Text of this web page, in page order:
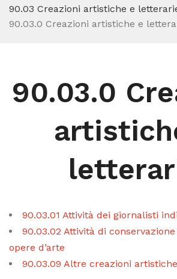
90.03 Creazioni artistiche e
90.03.0 Creazioni artistiche e
90.03.0
90.03.01 Attività dei giornalisti
90.03.02 Attività di
opere d’arte
90.03.09 Altre creazioni